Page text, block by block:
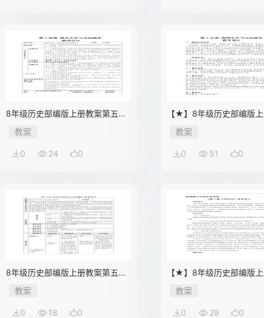
8年级历史部编版上册教案第五单
元第15课 国共合作与北伐战争 02
教案
0 24 0
【★】8年级历史部编版
第五单元第15课 国共合作
战争
教案
0 51 0
8年级历史部编版上册教案第五单
元第15课 国共合作与北伐战争 01
教案
0 18 0
【★】8年级历史部编版
《4.13 五四运动》
教案
0 29 0